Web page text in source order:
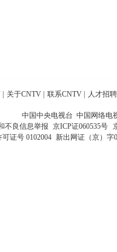
关于CNTV 联系CNTV 人才招聘
中国中央电视台 中国网络电
不良信息举报 京ICP证060535号
证号 0102004 新出网证（京）